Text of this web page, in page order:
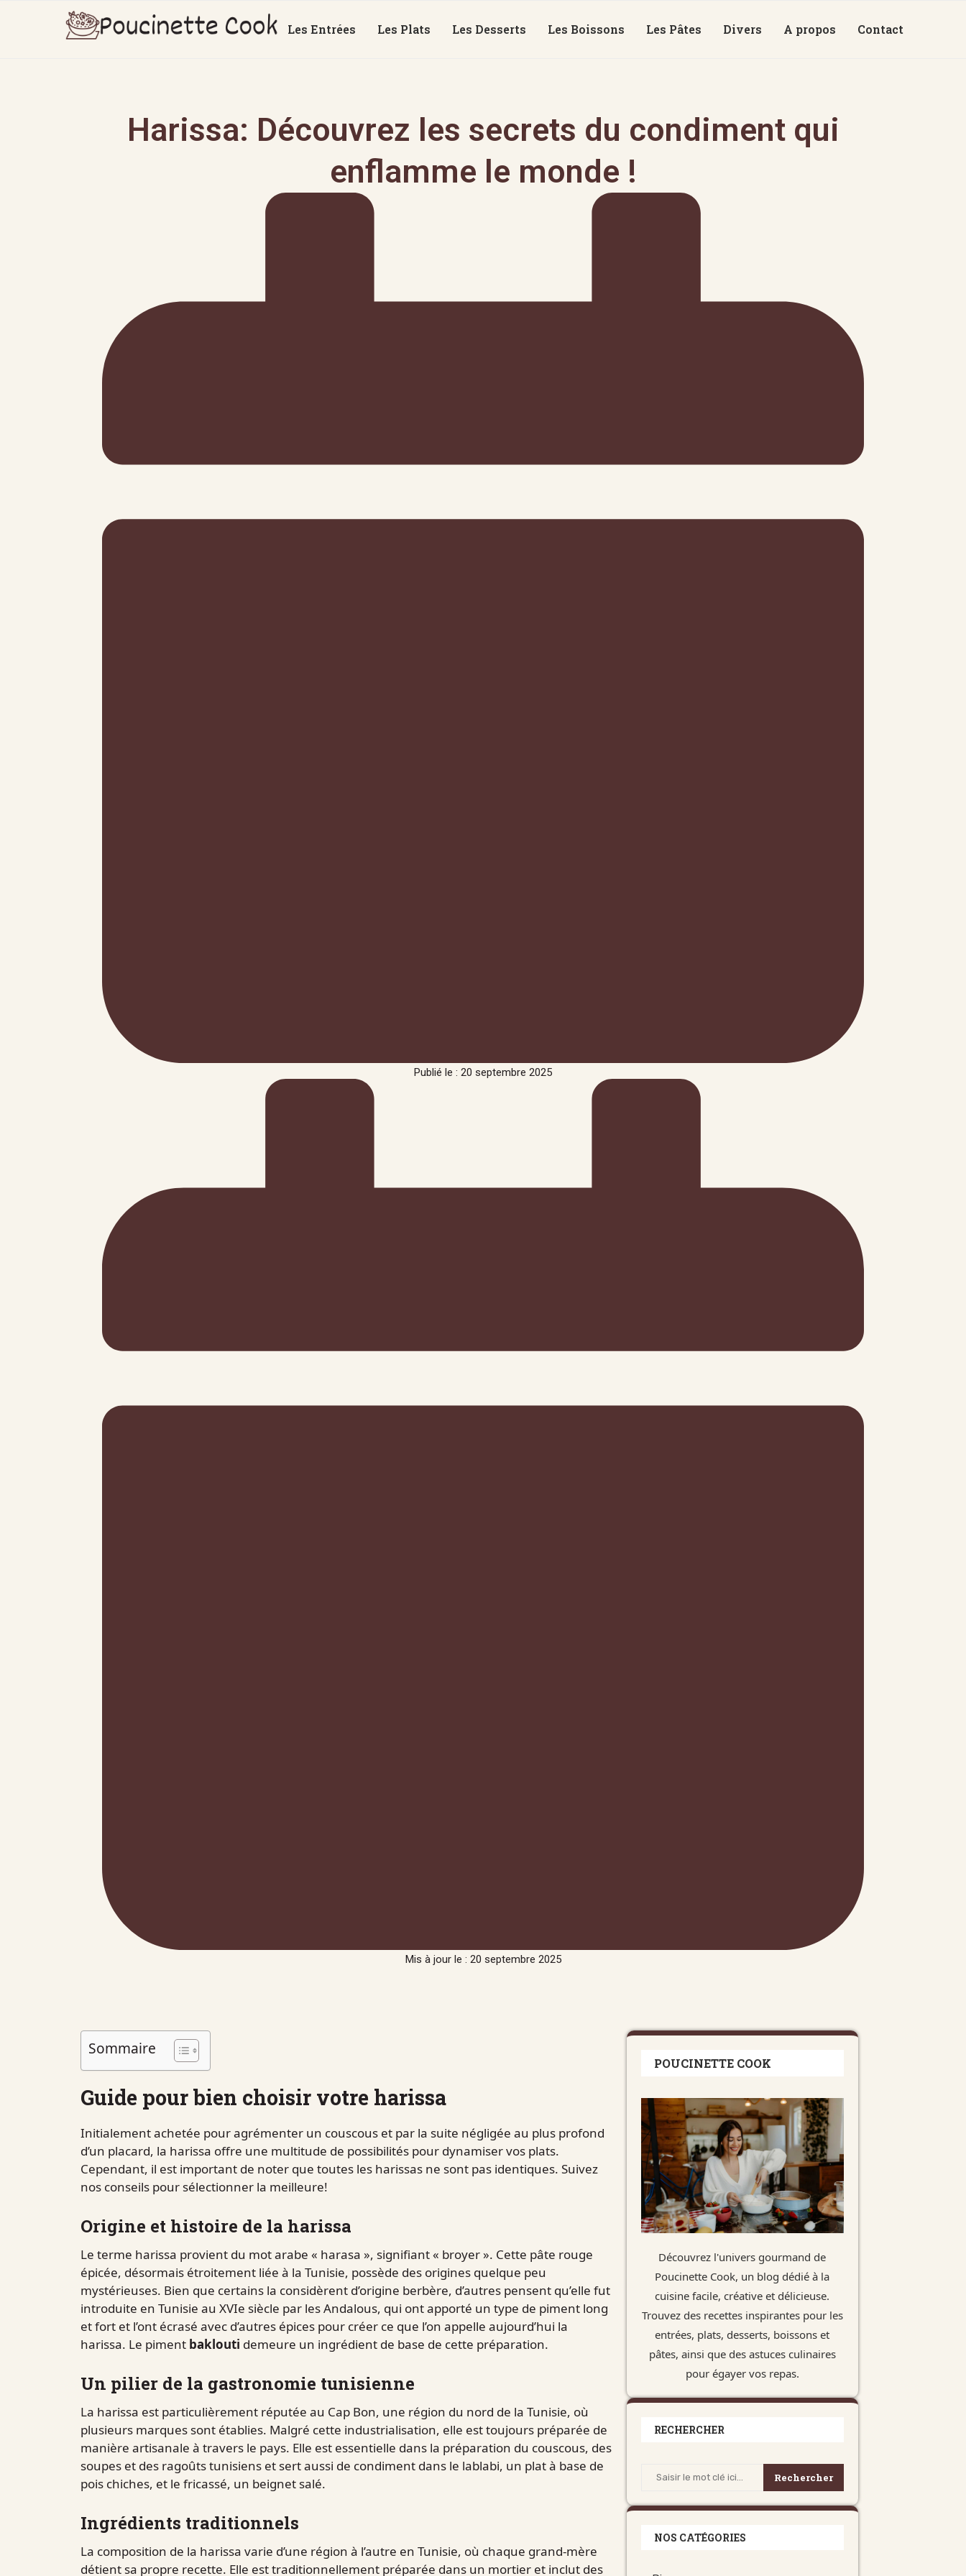
Les Entrées Les Plats Les Desserts Les Boissons Les Pâtes Divers A propos Contact
Harissa: Découvrez les secrets du condiment qui
enflamme le monde !
Publié le : 20 septembre 2025
Mis à jour le : 20 septembre 2025
Sommaire
Guide pour bien choisir votre harissa
Initialement achetée pour agrémenter un couscous et par la suite négligée au plus profond
d’un placard, la harissa offre une multitude de possibilités pour dynamiser vos plats.
Cependant, il est important de noter que toutes les harissas ne sont pas identiques. Suivez
nos conseils pour sélectionner la meilleure!
Origine et histoire de la harissa
Le terme harissa provient du mot arabe « harasa », signifiant « broyer ». Cette pâte rouge
épicée, désormais étroitement liée à la Tunisie, possède des origines quelque peu
mystérieuses. Bien que certains la considèrent d’origine berbère, d’autres pensent qu’elle fut
introduite en Tunisie au XVIe siècle par les Andalous, qui ont apporté un type de piment long
et fort et l’ont écrasé avec d’autres épices pour créer ce que l’on appelle aujourd’hui la
harissa. Le piment baklouti demeure un ingrédient de base de cette préparation.
Un pilier de la gastronomie tunisienne
La harissa est particulièrement réputée au Cap Bon, une région du nord de la Tunisie, où
plusieurs marques sont établies. Malgré cette industrialisation, elle est toujours préparée de
manière artisanale à travers le pays. Elle est essentielle dans la préparation du couscous, des
soupes et des ragoûts tunisiens et sert aussi de condiment dans le lablabi, un plat à base de
pois chiches, et le fricassé, un beignet salé.
Ingrédients traditionnels
La composition de la harissa varie d’une région à l’autre en Tunisie, où chaque grand-mère
détient sa propre recette. Elle est traditionnellement préparée dans un mortier et inclut des
POUCINETTE COOK
Découvrez l'univers gourmand de
Poucinette Cook, un blog dédié à la
cuisine facile, créative et délicieuse.
Trouvez des recettes inspirantes pour les
entrées, plats, desserts, boissons et
pâtes, ainsi que des astuces culinaires
pour égayer vos repas.
RECHERCHER
Rechercher
NOS CATÉGORIES